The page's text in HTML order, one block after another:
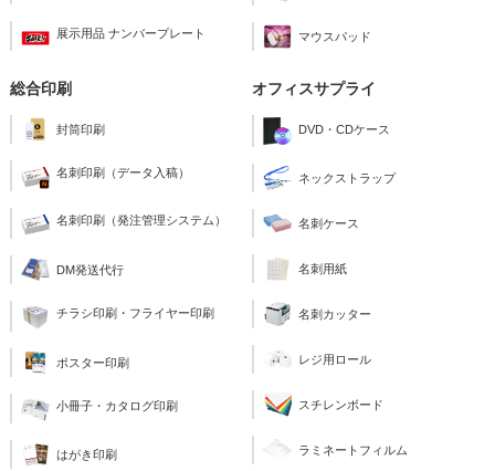
展示用品 ナンバープレート マウスパッド
総合印刷
封筒印刷
名刺印刷（データ入稿）
名刺印刷（発注管理システム）
DM発送代行
チラシ印刷・フライヤー印刷
ポスター印刷
小冊子・カタログ印刷
はがき印刷
オフィスサプライ
DVD・CDケース
ネックストラップ
名刺ケース
名刺用紙
名刺カッター
レジ用ロール
スチレンボード
ラミネートフィルム